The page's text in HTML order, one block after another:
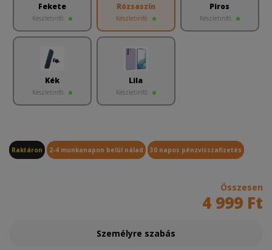
Fekete
Készletinfó:
Rózsaszín
Készletinfó:
Piros
Készletinfó:
Kék
Készletinfó:
Lila
Készletinfó:
Raktáron 2-4 munkanapon belül nálad 30 napos pénzvisszafizetés
Összesen
4 999 Ft
Személyre szabás